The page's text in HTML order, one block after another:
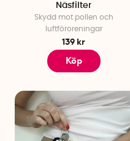
Näsfilter
Skydd mot pollen och
luftföroreningar
139 kr
Köp